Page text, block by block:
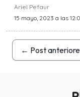
Ariel Pefaur
15 mayo, 2023 a las
← Post